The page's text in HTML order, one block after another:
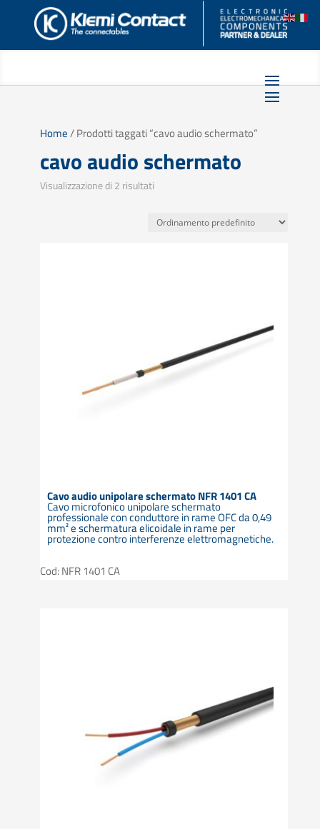
Home/ Prodotti taggati “cavo audio schermato”
cavo audio schermato
Visualizzazione di 2 risultati
Cavo audio unipolare schermato NFR 1401 CA
Cavo microfonico unipolare schermato
professionale con conduttore in rame OFC da 0,49
mm² e schermatura elicoidale in rame per
protezione contro interferenze elettromagnetiche.
Cod: NFR 1401 CA